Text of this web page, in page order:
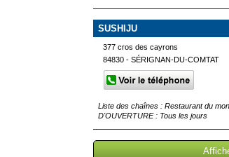
SUSHIJU
377 cros des cayrons
84830 - SÉRIGNAN-DU-COMTAT
Liste des chaînes : Restaurant du
D'OUVERTURE : Tous les jours